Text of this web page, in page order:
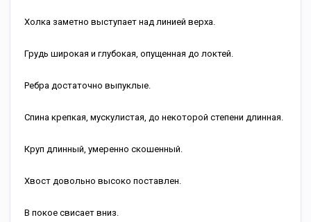
Холка заметно выступает над линией верха.
Грудь широкая и глубокая, опущенная до локтей.
Ребра достаточно выпуклые.
Спина крепкая, мускулистая, до некоторой степени длинная.
Круп длинный, умеренно скошенный.
Хвост довольно высоко поставлен.
В покое свисает вниз.